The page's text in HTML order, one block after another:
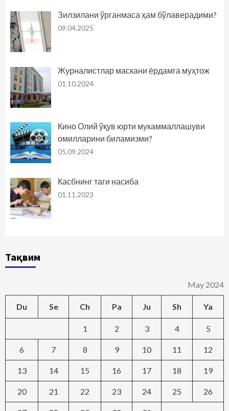
Зилзилани ўрганмаса ҳам бўлаверадими?
09.04.2025
Журналистлар маскани ёрдамга муҳтож
01.10.2024
Кино Олий ўқув юрти мукаммаллашуви
омилларини биламизми?
05.09.2024
Касбнинг таги насиба
01.11.2023
Тақвим
May 2024
Du Se Ch Pa Ju Sh Ya
1 2 3 4 5
6 7 8 9 10 11 12
13 14 15 16 17 18 19
20 21 22 23 24 25 26